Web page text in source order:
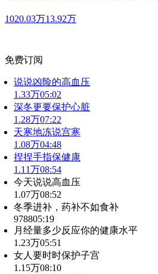
1020.03万13.92万
免费订阅
说说凶险的高血压
1.33万05:02
深冬更要保护心脏
1.28万07:22
天寒地冻说宫寒
1.08万04:48
捏捏手指保健康
1.11万08:54
今天说说高血压
1.07万08:52
冬季进补，药补不如食补
978805:19
月经量多少反应你的健康水平
1.23万05:51
女人要时时保护子宫
1.15万08:10